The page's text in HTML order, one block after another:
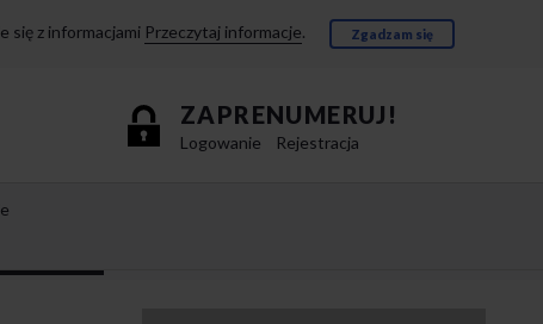
się z informacjami Przeczytaj informacje. Zgadzam się
ZAPRENUMERUJ!
Logowanie Rejestracja